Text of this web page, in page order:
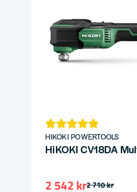
HIKOKI POWERTOOLS
HiKOKI CV18DA
2 710 kr
2 542 kr